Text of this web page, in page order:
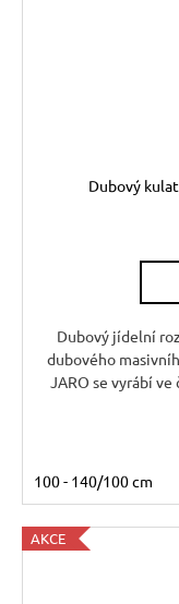
Dubový
Dubový jídelní
dubového
JARO se vyrábí
100 - 140/100 cm
AKCE